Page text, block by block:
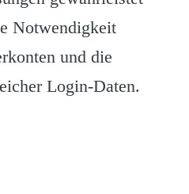
Notwendigkeit
und die
Login-Daten.